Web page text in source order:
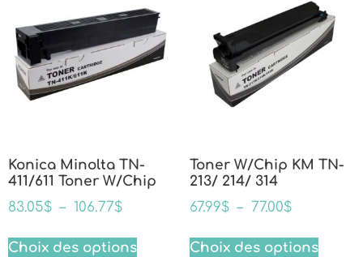
Konica Minolta TN-
411/611 Toner W/Chip
83.05$ – 106.77$
Choix des options
Toner W/Chip KM TN-
213/ 214/ 314
67.99$ – 77.00$
Choix des options